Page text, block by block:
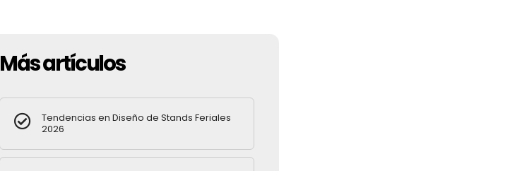
Más artículos
Tendencias en Diseño de Stands Feriales
2026